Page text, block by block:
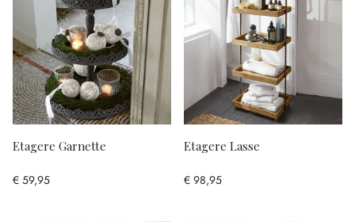
Etagere Garnette
€ 59,95
Etagere Lasse
€ 98,95